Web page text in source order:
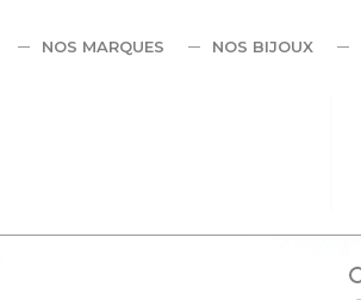
NOS MARQUES NOS BIJOUX